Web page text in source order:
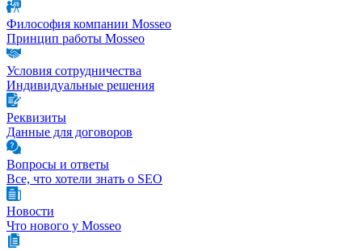
Философия компании Mosseo
Принцип работы Mosseo
Условия сотрудничества
Индивидуальные решения
Реквизиты
Данные для договоров
Вопросы и ответы
Все, что хотели знать о SEO
Новости
Что нового у Mosseo